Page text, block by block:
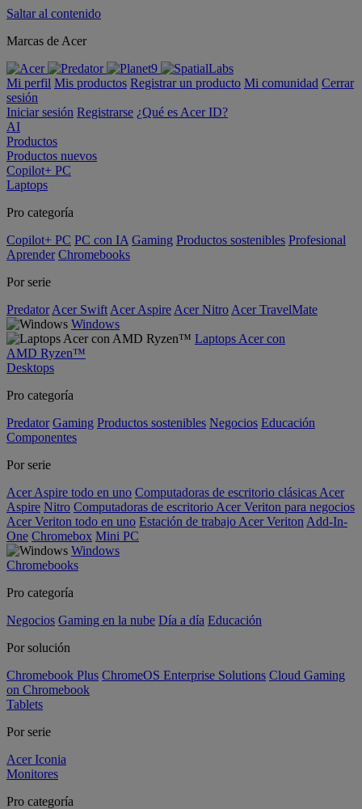
Saltar al contenido
Marcas de Acer
Mi perfil Mis productos Registrar un producto Mi comunidad Cerrar
sesión
Iniciar sesión Registrarse ¿Qué es Acer ID?
AI
Productos
Productos nuevos
Copilot+ PC
Laptops
Pro categoría
Copilot+ PC PC con IA Gaming Productos sostenibles Profesional
Aprender Chromebooks
Por serie
Predator Acer Swift Acer Aspire Acer Nitro Acer TravelMate
Windows
Laptops Acer con
AMD Ryzen™
Desktops
Pro categoría
Predator Gaming Productos sostenibles Negocios Educación
Componentes
Por serie
Acer Aspire todo en uno Computadoras de escritorio clásicas Acer
Aspire Nitro Computadoras de escritorio Acer Veriton para negocios
Acer Veriton todo en uno Estación de trabajo Acer Veriton Add-In-
One Chromebox Mini PC
Windows
Chromebooks
Pro categoría
Negocios Gaming en la nube Día a día Educación
Por solución
Chromebook Plus ChromeOS Enterprise Solutions Cloud Gaming
on Chromebook
Tablets
Por serie
Acer Iconia
Monitores
Pro categoría